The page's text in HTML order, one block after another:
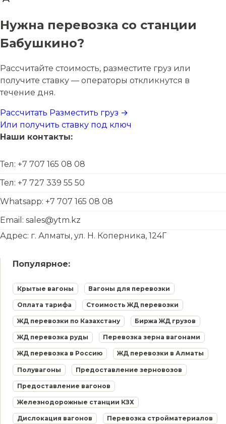
Нужна перевозка со станции
Бабушкино?
Рассчитайте стоимость, разместите груз или
получите ставку — операторы откликнутся в
течение дня.
Рассчитать Разместить груз →
Или получить ставку под ключ
Наши контакты:
Тел: +7 707 165 08 08
Тел: +7 727 339 55 50
Whatsapp: +7 707 165 08 08
Email: sales@ytm.kz
Адрес: г. Алматы, ул. Н. Коперника, 124Г
Популярное:
Крытые вагоны Вагоны для перевозки
Оплата тарифа Стоимость ЖД перевозки
ЖД перевозки по Казахстану Биржа ЖД грузов
ЖД перевозка руды Перевозка зерна вагонами
ЖД перевозка в Россию ЖД перевозки в Алматы
Полувагоны Предоставление зерновозов
Предоставление вагонов
Железнодорожные станции КЗХ
Дислокация вагонов Перевозка стройматериалов